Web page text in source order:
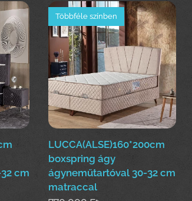
cm
LUCCA(ALSE)160*200cm
boxspring ágy
ágyneműtartóval 30-32 cm
matraccal
Többféle színben